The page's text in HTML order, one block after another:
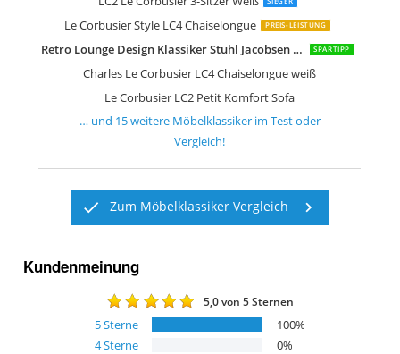
Le Corbusier Style LC4 Chaiselongue PREIS-LEISTUNG
Retro Lounge Design Klassiker Stuhl Jacobsen Schwarz SPARTIPP
Charles Le Corbusier LC4 Chaiselongue weiß
Le Corbusier LC2 Petit Komfort Sofa
… und 15weitere Möbelklassikerim Test oder
Vergleich!
Zum Möbelklassiker Vergleich
Kundenmeinung
5,0von 5 Sternen
5Sterne 100%
4Sterne 0%